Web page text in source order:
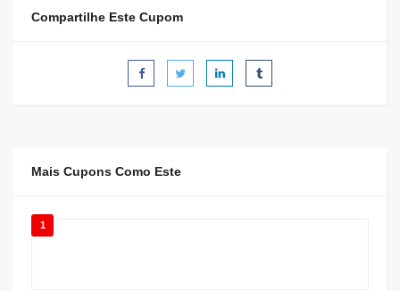
Compartilhe Este Cupom
Mais Cupons Como Este
1